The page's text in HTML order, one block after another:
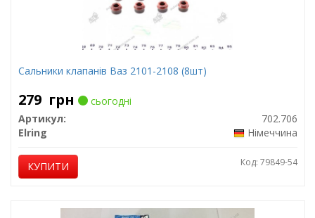
Сальники клапанів Ваз 2101-2108 (8шт)
279 грн
сьогодні
Артикул:
702.706
Elring
Німеччина
КУПИТИ Код: 79849-54